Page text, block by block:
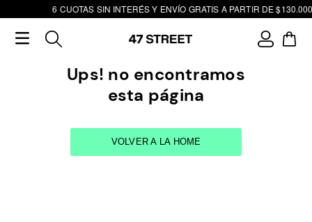
6 CUOTAS SIN INTERÉS Y ENVÍO GRATIS A PARTIR DE $130.000
Ups! no encontramos
esta página
VOLVER A LA HOME